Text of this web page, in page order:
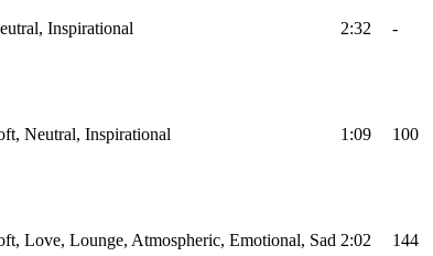
Inspirational 2:32 -
Neutral, Inspirational 1:09 100
Love, Lounge, Atmospheric, Emotional, Sad 2:02 144